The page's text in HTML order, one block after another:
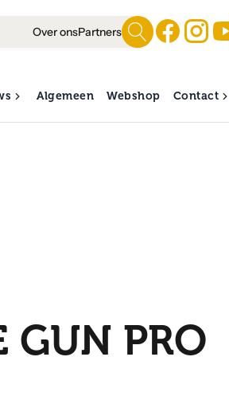
Over onsPartners
Algemeen Webshop Contact
GUN PRO